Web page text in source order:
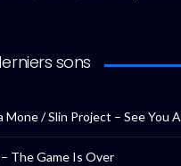
sons
Mone / Slin Project – See You
The Game Is Over